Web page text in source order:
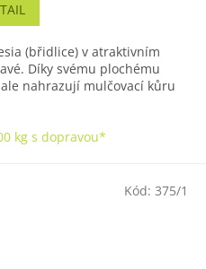
(břidlice) v atraktivním
Díky svému plochému
nahrazují mulčovací kůru
kg s dopravou*
Kód: 375/1